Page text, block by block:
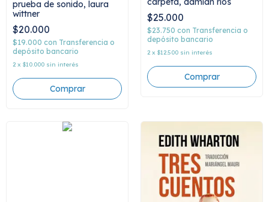
prueba de sonido, laura
wittner
$20.000
$19.000 con Transferencia o
depósito bancario
2 x $10.000 sin interés
$25.000
$23.750 con Transferencia o
depósito bancario
2 x $12.500 sin interés